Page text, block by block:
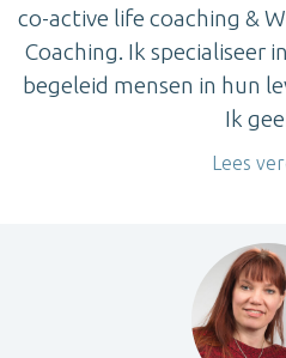
co-active life coaching &
Coaching. Ik specialiseer
begeleid mensen in hun
Ik
Lees